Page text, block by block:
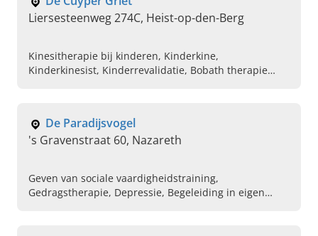
Liersesteenweg 274C, Heist-op-den-Berg
Kinesitherapie bij kinderen, Kinderkine,
Kinderkinesist, Kinderrevalidatie, Bobath therapie
De Paradijsvogel
's Gravenstraat 60, Nazareth
Geven van sociale vaardigheidstraining,
Gedragstherapie, Depressie, Begeleiding in eigen